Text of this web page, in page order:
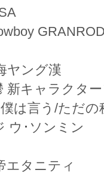
ヤング漢
新キャラクタ
は言う/ただの
ウ･ソンミン
エタニティ